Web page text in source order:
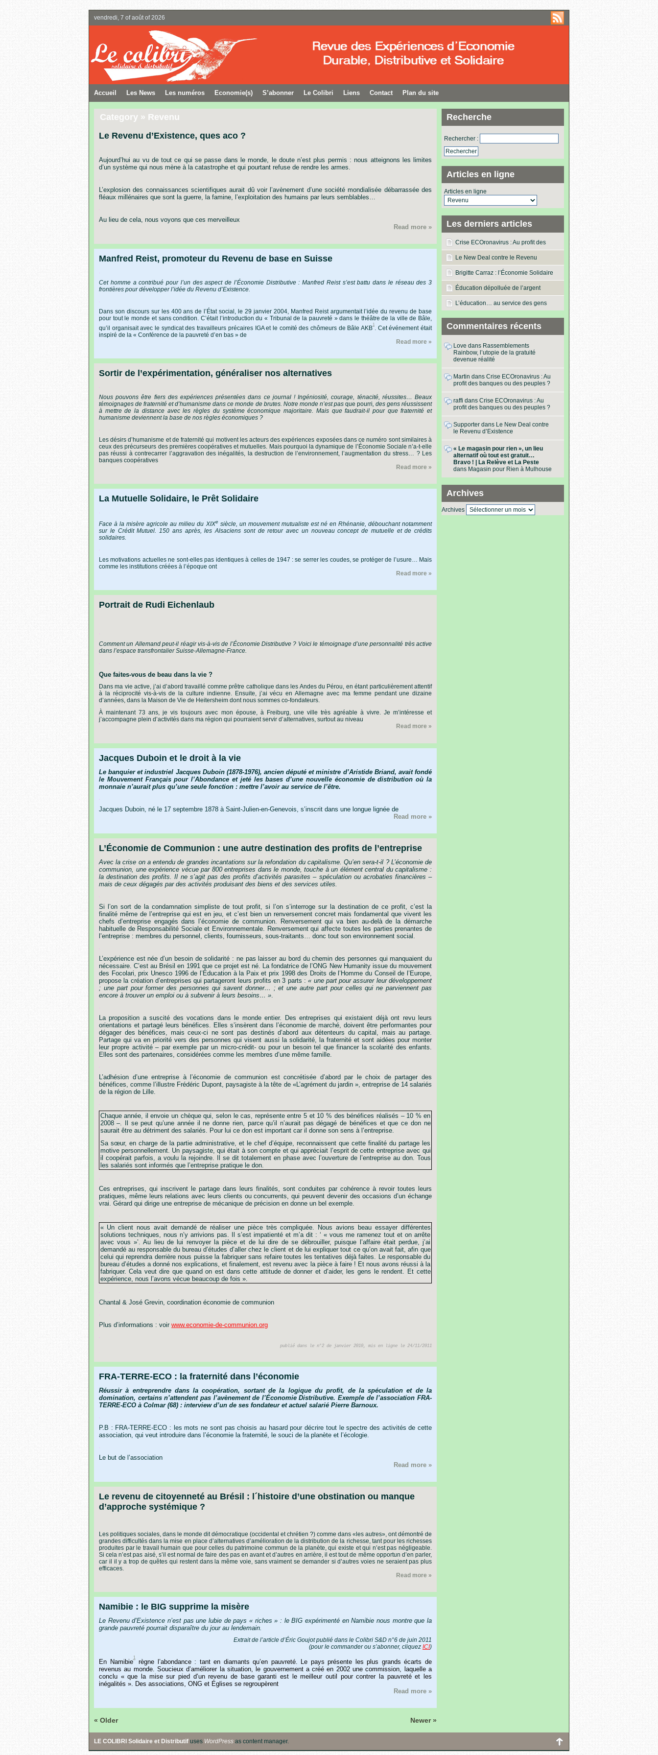
vendredi, 7 of août of 2026
Accueil Les News Les numéros Economie(s) S’abonner Le Colibri Liens Contact Plan du site
Recherche
Rechercher :
Articles en ligne
Articles en ligne
Les derniers articles
Crise ECOronavirus : Au profit des
banques ou des peuples ?
Le New Deal contre le Revenu
d’Existence
Brigitte Carraz : l’Économie Solidaire
dans les actes !
Éducation dépolluée de l’argent
L’éducation… au service des gens
Commentaires récents
Love dans Rassemblements
Rainbow, l’utopie de la gratuité
devenue réalité
Martin dans Crise ECOronavirus : Au
profit des banques ou des peuples ?
raffi dans Crise ECOronavirus : Au
profit des banques ou des peuples ?
Supporter dans Le New Deal contre
le Revenu d’Existence
« Le magasin pour rien », un lieu
alternatif où tout est gratuit…
Bravo ! | La Relève et La Peste
dans Magasin pour Rien à Mulhouse
Archives
Archives
Category » Revenu
Le Revenu d’Existence, ques aco ?
Aujourd’hui au vu de tout ce qui se passe dans le monde, le doute n’est plus permis : nous atteignons les limites
d’un système qui nous mène à la catastrophe et qui pourtant refuse de rendre les armes.
L’explosion des connaissances scientifiques aurait dû voir l’avènement d’une société mondialisée débarrassée des
fléaux millénaires que sont la guerre, la famine, l’exploitation des humains par leurs semblables…
Au lieu de cela, nous voyons que ces merveilleux
Read more »
Manfred Reist, promoteur du Revenu de base en Suisse
Cet homme a contribué pour l’un des aspect de l’Économie Distributive : Manfred Reist s’est battu dans le réseau des 3
frontières pour développer l’idée du Revenu d’Existence.
Dans son discours sur les 400 ans de l’État social, le 29 janvier 2004, Manfred Reist argumentait l’idée du revenu de base
pour tout le monde et sans condition. C’était l’introduction du « Tribunal de la pauvreté » dans le théâtre de la ville de Bâle,
qu’il organisait avec le syndicat des travailleurs précaires IGA et le comité des chômeurs de Bâle AKB
1
. Cet événement était
inspiré de la « Conférence de la pauvreté d’en bas » de
Read more »
Sortir de l’expérimentation, généraliser nos alternatives
.
Nous pouvons être fiers des expériences présentées dans ce journal ! Ingéniosité, courage, ténacité, réussites… Beaux
témoignages de fraternité et d’humanisme dans ce monde de brutes. Notre monde n’est pas que pourri, des gens réussissent
à mettre de la distance avec les règles du système économique majoritaire. Mais que faudrait-il pour que fraternité et
humanisme deviennent la base de nos règles économiques ?
.
Les désirs d’humanisme et de fraternité qui motivent les acteurs des expériences exposées dans ce numéro sont similaires à
ceux des précurseurs des premières coopératives et mutuelles. Mais pourquoi la dynamique de l’Économie Sociale n’a-t-elle
pas réussi à contrecarrer l’aggravation des inégalités, la destruction de l’environnement, l’augmentation du stress… ? Les
banques coopératives
Read more »
La Mutuelle Solidaire, le Prêt Solidaire
.
Face à la misère agricole au milieu du XIXe siècle, un mouvement mutualiste est né en Rhénanie, débouchant notamment
sur le Crédit Mutuel. 150 ans après, les Alsaciens sont de retour avec un nouveau concept de mutuelle et de crédits
solidaires.
.
Les motivations actuelles ne sont-elles pas identiques à celles de 1947 : se serrer les coudes, se protéger de l’usure… Mais
comme les institutions créées à l’époque ont
Read more »
Portrait de Rudi Eichenlaub
Comment un Allemand peut-il réagir vis-à-vis de l’Économie Distributive ? Voici le témoignage d’une personnalité très active
dans l’espace transfrontalier Suisse-Allemagne-France.
.
Que faites-vous de beau dans la vie ?
Dans ma vie active, j’ai d’abord travaillé comme prêtre catholique dans les Andes du Pérou, en étant particulièrement attentif
à la réciprocité vis-à-vis de la culture indienne. Ensuite, j’ai vécu en Allemagne avec ma femme pendant une dizaine
d’années, dans la Maison de Vie de Heitersheim dont nous sommes co-fondateurs.
À maintenant 73 ans, je vis toujours avec mon épouse, à Freiburg, une ville très agréable à vivre. Je m’intéresse et
j’accompagne plein d’activités dans ma région qui pourraient servir d’alternatives, surtout au niveau
Read more »
Jacques Duboin et le droit à la vie
Le banquier et industriel Jacques Duboin (1878-1976), ancien député et ministre d’Aristide Briand, avait fondé
le Mouvement Français pour l’Abondance et jeté les bases d’une nouvelle économie de distribution où la
monnaie n’aurait plus qu’une seule fonction : mettre l’avoir au service de l’être.
.
Jacques Duboin, né le 17 septembre 1878 à Saint-Julien-en-Genevois, s’inscrit dans une longue lignée de
Read more »
L’Économie de Communion : une autre destination des profits de l’entreprise
Avec la crise on a entendu de grandes incantations sur la refondation du capitalisme. Qu’en sera-t-il ? L’économie de
communion, une expérience vécue par 800 entreprises dans le monde, touche à un élément central du capitalisme :
la destination des profits. Il ne s’agit pas des profits d’activités parasites – spéculation ou acrobaties financières –
mais de ceux dégagés par des activités produisant des biens et des services utiles.
.
Si l’on sort de la condamnation simpliste de tout profit, si l’on s’interroge sur la destination de ce profit, c’est la
finalité même de l’entreprise qui est en jeu, et c’est bien un renversement concret mais fondamental que vivent les
chefs d’entreprise engagés dans l’économie de communion. Renversement qui va bien au-delà de la démarche
habituelle de Responsabilité Sociale et Environnementale. Renversement qui affecte toutes les parties prenantes de
l’entreprise : membres du personnel, clients, fournisseurs, sous-traitants… donc tout son environnement social.
.
L’expérience est née d’un besoin de solidarité : ne pas laisser au bord du chemin des personnes qui manquaient du
nécessaire. C’est au Brésil en 1991 que ce projet est né. La fondatrice de l’ONG New Humanity issue du mouvement
des Focolari, prix Unesco 1996 de l’Éducation à la Paix et prix 1998 des Droits de l’Homme du Conseil de l’Europe,
propose la création d’entreprises qui partageront leurs profits en 3 parts :« une part pour assurer leur développement
; une part pour former des personnes qui savent donner… ; et une autre part pour celles qui ne parviennent pas
encore à trouver un emploi ou à subvenir à leurs besoins… ».
.
La proposition a suscité des vocations dans le monde entier. Des entreprises qui existaient déjà ont revu leurs
orientations et partagé leurs bénéfices. Elles s’insèrent dans l’économie de marché, doivent être performantes pour
dégager des bénéfices, mais ceux-ci ne sont pas destinés d’abord aux détenteurs du capital, mais au partage.
Partage qui va en priorité vers des personnes qui visent aussi la solidarité, la fraternité et sont aidées pour monter
leur propre activité – par exemple par un micro-crédit- ou pour un besoin tel que financer la scolarité des enfants.
Elles sont des partenaires, considérées comme les membres d’une même famille.
.
L’adhésion d’une entreprise à l’économie de communion est concrétisée d’abord par le choix de partager des
bénéfices, comme l’illustre Frédéric Dupont, paysagiste à la tête de «L’agrément du jardin », entreprise de 14 salariés
de la région de Lille.
.
Chaque année, il envoie un chèque qui, selon le cas, représente entre 5 et 10 % des bénéfices réalisés – 10 % en
2008 –. Il se peut qu’une année il ne donne rien, parce qu’il n’aurait pas dégagé de bénéfices et que ce don ne
saurait être au détriment des salariés. Pour lui ce don est important car il donne son sens à l’entreprise.
Sa sœur, en charge de la partie administrative, et le chef d’équipe, reconnaissent que cette finalité du partage les
motive personnellement. Un paysagiste, qui était à son compte et qui appréciait l’esprit de cette entreprise avec qui
il coopérait parfois, a voulu la rejoindre. Il se dit totalement en phase avec l’ouverture de l’entreprise au don. Tous
les salariés sont informés que l’entreprise pratique le don.
.
Ces entreprises, qui inscrivent le partage dans leurs finalités, sont conduites par cohérence à revoir toutes leurs
pratiques, même leurs relations avec leurs clients ou concurrents, qui peuvent devenir des occasions d’un échange
vrai. Gérard qui dirige une entreprise de mécanique de précision en donne un bel exemple.
.
« Un client nous avait demandé de réaliser une pièce très compliquée. Nous avions beau essayer différentes
solutions techniques, nous n’y arrivions pas. Il s’est impatienté et m’a dit : ‘ « vous me ramenez tout et on arrête
avec vous »’. Au lieu de lui renvoyer la pièce et de lui dire de se débrouiller, puisque l’affaire était perdue, j’ai
demandé au responsable du bureau d’études d’aller chez le client et de lui expliquer tout ce qu’on avait fait, afin que
celui qui reprendra derrière nous puisse la fabriquer sans refaire toutes les tentatives déjà faites. Le responsable du
bureau d’études a donné nos explications, et finalement, est revenu avec la pièce à faire ! Et nous avons réussi à la
fabriquer. Cela veut dire que quand on est dans cette attitude de donner et d’aider, les gens le rendent. Et cette
expérience, nous l’avons vécue beaucoup de fois ».
.
Chantal & José Grevin, coordination économie de communion
.
Plus d’informations : voir www.economie-de-communion.org
.
publié dans le n°2 de janvier 2010, mis en ligne le 24/11/2011
FRA-TERRE-ECO : la fraternité dans l’économie
Réussir à entreprendre dans la coopération, sortant de la logique du profit, de la spéculation et de la
domination, certains n’attendent pas l’avènement de l’Économie Distributive. Exemple de l’association FRA-
TERRE-ECO à Colmar (68) : interview d’un de ses fondateur et actuel salarié Pierre Barnoux.
.
P.B : FRA-TERRE-ECO : les mots ne sont pas choisis au hasard pour décrire tout le spectre des activités de cette
association, qui veut introduire dans l’économie la fraternité, le souci de la planète et l’écologie.
.
Le but de l’association
Read more »
Le revenu de citoyenneté au Brésil : l´histoire d’une obstination ou manque
d’approche systémique ?
Les politiques sociales, dans le monde dit démocratique (occidental et chrétien ?) comme dans «les autres», ont démontré de
grandes difficultés dans la mise en place d’alternatives d’amélioration de la distribution de la richesse, tant pour les richesses
produites par le travail humain que pour celles du patrimoine commun de la planète, qui existe et qui n’est pas négligeable.
Si cela n’est pas aisé, s’il est normal de faire des pas en avant et d’autres en arrière, il est tout de même opportun d’en parler,
car il il y a trop de quêtes qui restent dans la même voie, sans vraiment se demander si d’autres voies ne seraient pas plus
efficaces.
Read more »
Namibie : le BIG supprime la misère
Le Revenu d’Existence n’est pas une lubie de pays « riches » : le BIG expérimenté en Namibie nous montre que la
grande pauvreté pourrait disparaître du jour au lendemain.
Extrait de l’article d’Éric Goujot publié dans le Colibri S&D n°6 de juin 2011
(pour le commander ou s’abonner, cliquez ICI)
En Namibie
1
règne l’abondance : tant en diamants qu’en pauvreté. Le pays présente les plus grands écarts de
revenus au monde. Soucieux d’améliorer la situation, le gouvernement a créé en 2002 une commission, laquelle a
conclu « que la mise sur pied d’un revenu de base garanti est le meilleur outil pour contrer la pauvreté et les
inégalités ». Des associations, ONG et Églises se regroupèrent
Read more »
« Older Newer »
LE COLIBRI Solidaire et Distributif uses WordPress as content manager.